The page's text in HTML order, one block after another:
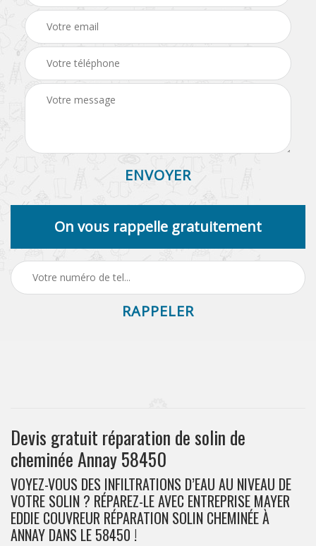
On vous rappelle gratuitement
Devis gratuit réparation de solin de
cheminée Annay 58450
VOYEZ-VOUS DES INFILTRATIONS D’EAU AU NIVEAU DE
VOTRE SOLIN ? RÉPAREZ-LE AVEC ENTREPRISE MAYER
EDDIE COUVREUR RÉPARATION SOLIN CHEMINÉE À
ANNAY DANS LE 58450 !